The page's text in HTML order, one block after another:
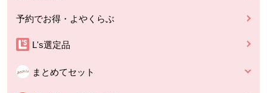
予約でお得・よやくらぶ
L's選定品
まとめてセット